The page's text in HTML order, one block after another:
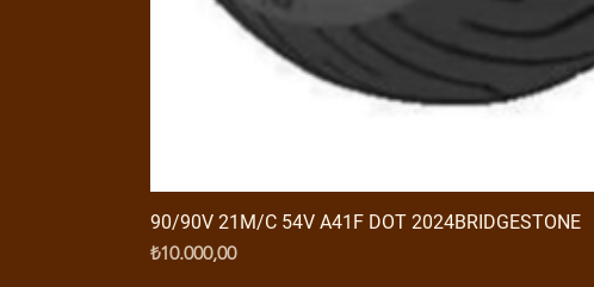
90/90V 21M/C 54V A41F DOT 2024BRIDGESTONE
Fiyat
₺10.000,00